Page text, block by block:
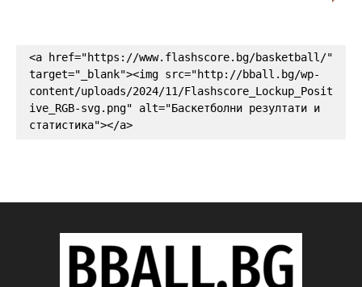
<a href="https://www.flashscore.bg/basketball/"
target="_blank"><img src="http://bball.bg/wp-
content/uploads/2024/11/Flashscore_Lockup_Posit
ive_RGB-svg.png" alt="Баскетболни резултати и
статистика"></a>